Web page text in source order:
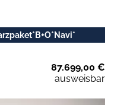
87.699,00 €
ausweisbar